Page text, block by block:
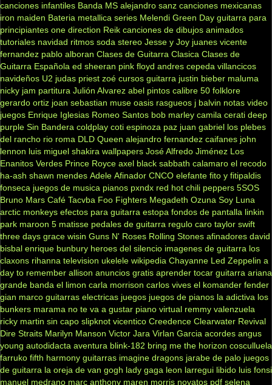
canciones infantiles Banda MS alejandro sanz canciones mexicanas
iron maiden Bateria metallica series Melendi Green Day guitarra para
principiantes one direction Reik canciones de dibujos animados
tutoriales navidad ritmos soda stereo Jesse y Joy juanes vicente
fernandez pablo alboran Clases de Guitarra Clasica Clases de
Guitarra Española ed sheeran pink floyd andres cepeda villancicos
navideños U2 judas priest zoé cursos guitarra justin bieber maluma
nicky jam partitura Julión Alvarez abel pintos calibre 50 folklore
gerardo ortiz joan sebastian muse oasis rasgueos j balvin notas video
juegos Enrique Iglesias Romeo Santos bob marley camila cerati deep
purple Sin Bandera coldplay coti espinoza paz juan gabriel los plebes
del rancho rio roma DLD Queen alejandro fernandez caifanes john
lennon luis miguel shakira wallpapers José Alfredo Jiménez Los
Enanitos Verdes Prince Royce axel black sabbath calamaro el recodo
ha-ash shawn mendes Adele Afinador CNCO elefante fito y fitipaldis
fonseca juegos de musica pianos pxndx red hot chili peppers 5SOS
Bruno Mars Café Tacvba Foo Fighters Megadeth Ozuna Soy Luna
arctic monkeys efectos para guitarra estopa fondos de pantalla linkin
park maroon 5 matisse pedales de guitarra regulo caro taylor swift
three days grace wisin Guns N' Roses Rolling Stones afinadores david
bisbal enrique bunbury heroes del silencio imagenes de guitarra los
claxons rihanna television ukelele wikipedia Chayanne Led Zeppelin a
day to remember allison anuncios gratis aprender tocar guitarra ariana
grande banda el limon carla morrison carlos vives el komander fender
gian marco guitarras electricas juegos juegos de pianos la adictiva los
bunkers marama no te va a gustar piano virtual remmy valenzuela
ricky martin sin capo slipknot vicentico Creedence Clearwater Revival
Dire Straits Marilyn Manson Victor Jara Virlan Garcia acordes angus
young autodidacta aventura blink-182 bring me the horizon cosculluela
farruko fifth harmony guitarras imagine dragons jarabe de palo juegos
de guitarra la oreja de van gogh lady gaga leon larregui libido luis fonsi
manuel medrano marc anthony maren morris novatos pdf selena